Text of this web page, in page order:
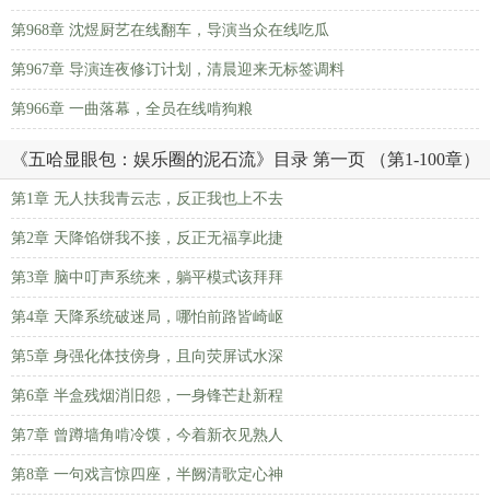
第968章 沈煜厨艺在线翻车，导演当众在线吃瓜
第967章 导演连夜修订计划，清晨迎来无标签调料
第966章 一曲落幕，全员在线啃狗粮
《五哈显眼包：娱乐圈的泥石流》目录 第一页 （第1-100章）
第1章 无人扶我青云志，反正我也上不去
第2章 天降馅饼我不接，反正无福享此捷
第3章 脑中叮声系统来，躺平模式该拜拜
第4章 天降系统破迷局，哪怕前路皆崎岖
第5章 身强化体技傍身，且向荧屏试水深
第6章 半盒残烟消旧怨，一身锋芒赴新程
第7章 曾蹲墙角啃冷馍，今着新衣见熟人
第8章 一句戏言惊四座，半阙清歌定心神